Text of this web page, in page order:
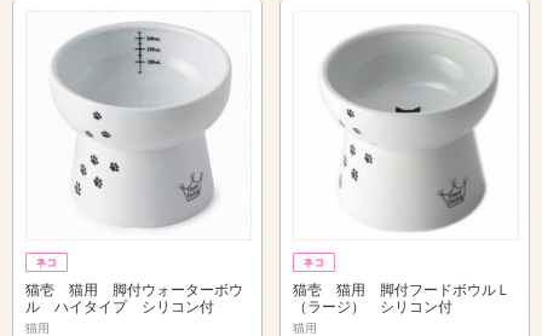
猫壱 猫用 脚付ウォーターボウ
ル ハイタイプ シリコン付
猫用
猫壱 猫用 脚付フードボウルＬ
（ラージ） シリコン付
猫用